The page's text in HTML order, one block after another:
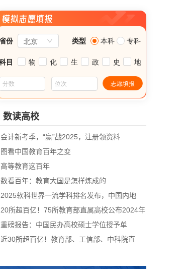
数读高校
会计新考季，“赢”战2025，注册领资料
图看中国教育百年之变
高等教育这百年
数看百年：教育大国是怎样炼成的
2025软科世界一流学科排名发布，中国内地
14...
20所超百亿！75所教育部直属高校公布2024年
决算
重磅报告：中国民办高校硕士学位授予单
位、...
近30所超百亿！教育部、工信部、中科院直